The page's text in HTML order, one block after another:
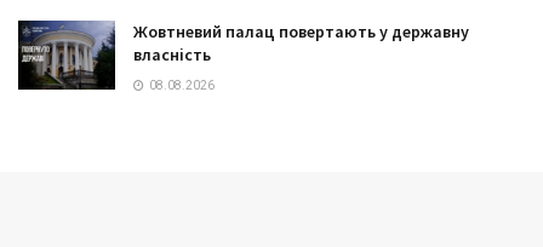
Жовтневий палац повертають у державну
власність
08.08.2026